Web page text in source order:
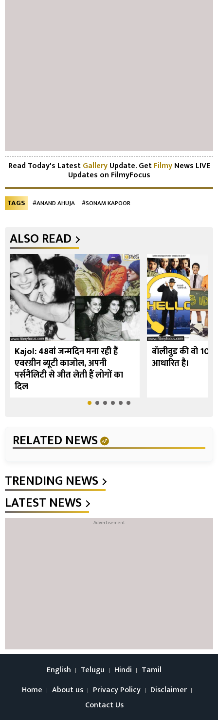
Read Today's LatestGalleryUpdate. GetFilmyNews LIVE
Updates on FilmyFocus
TAGS #ANAND AHUJA #SONAM KAPOOR
ALSO READ
Kajol: 48वां जन्मदिन मना रही हैं
एवरग्रीन ब्यूटी काजोल, अपनी
पर्सनैलिटी से जीत लेती हैं लोगों का
दिल
बॉलीवुड की वो 10
आधारित है।
RELATED NEWS
TRENDING NEWS
LATEST NEWS
English Telugu Hindi
Tamil
Home
About us Privacy Policy
Disclaimer
Contact Us